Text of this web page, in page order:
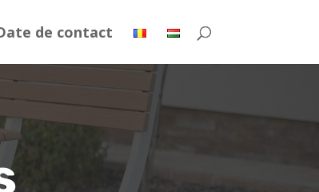
de contact